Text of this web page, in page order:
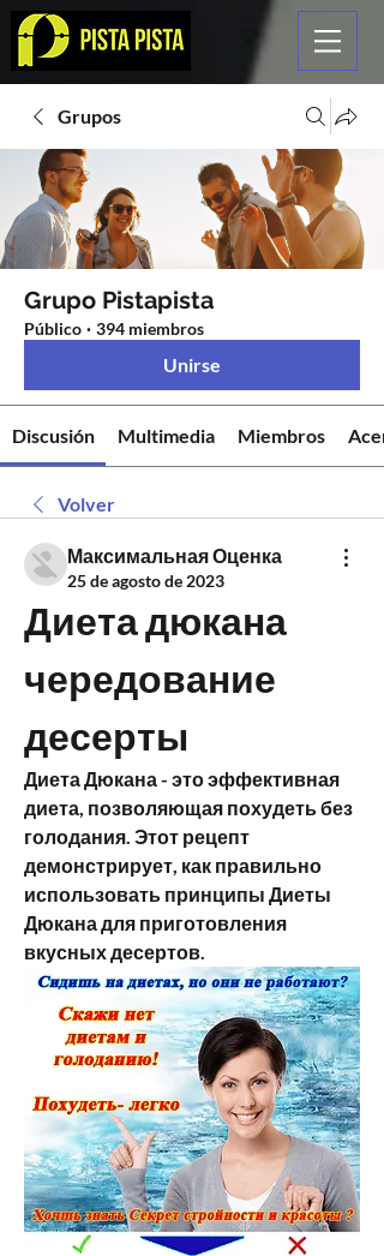
Grupos
Grupo Pistapista
Público · 394 miembros
Unirse
Discusión Multimedia Miembros
Volver
Максимальная Оценка
25 de agosto de 2023
Диета дюкана
чередование
десерты
Диета Дюкана - это эффективная
диета, позволяющая похудеть без
голодания. Этот рецепт
демонстрирует, как правильно
использовать принципы Диеты
Дюкана для приготовления
вкусных десертов.